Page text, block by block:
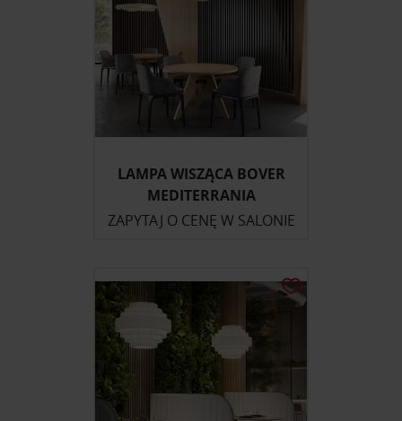
LAMPA WISZĄCA BOVER
MEDITERRANIA
ZAPYTAJ O CENĘ W SALONIE